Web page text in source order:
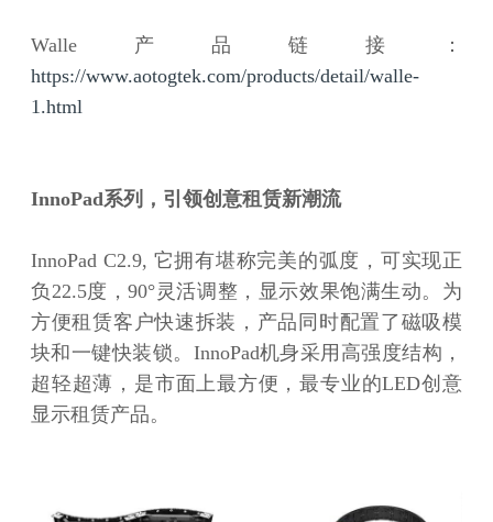
Walle产品链接：
https://www.aotogtek.com/products/detail/walle-
1.html
InnoPad系列，引领创意租赁新潮流
InnoPad C2.9, 它拥有堪称完美的弧度，可实现正
负22.5度，90°灵活调整，显示效果饱满生动。为
方便租赁客户快速拆装，产品同时配置了磁吸模
块和一键快装锁。InnoPad机身采用高强度结构，
超轻超薄，是市面上最方便，最专业的LED创意
显示租赁产品。